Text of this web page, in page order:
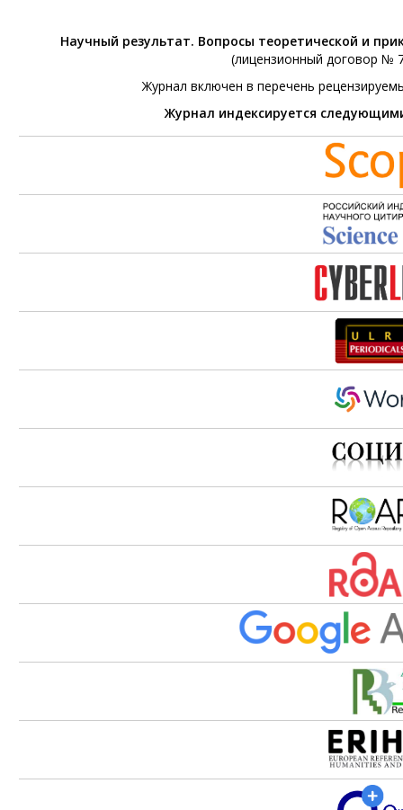
Научный результат. Вопросы теоретической и
(лицензионный договор №
Журнал включен в перечень
Журнал индексируется